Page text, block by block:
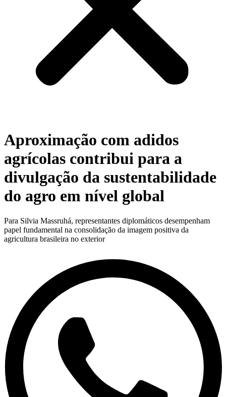
Aproximação com adidos
agrícolas contribui para a
divulgação da sustentabilidade
do agro em nível global
Para Silvia Massruhá, representantes diplomáticos desempenham
papel fundamental na consolidação da imagem positiva da
agricultura brasileira no exterior